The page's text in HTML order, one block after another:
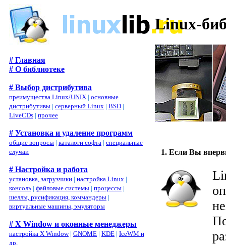
# Главная
# О библиотеке
# Выбор дистрибутива
преимущества Linux/UNIX | основные
дистрибутивы | серверный Linux | BSD |
LiveCDs | прочее
# Установка и удаление программ
общие вопросы | каталоги софта | специальные
случаи
# Настройка и работа
установка, загрузчики | настройка Linux |
консоль | файловые системы | процессы |
шеллы, русификация, коммандеры |
виртуальные машины, эмуляторы
# X Window и оконные менеджеры
настройка X Window| GNOME | KDE | IceWM и
др.
Linux-
1. Если Вы